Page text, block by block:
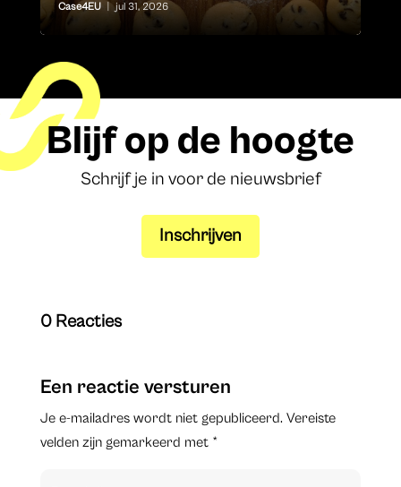
Case4EU jul 31, 2026
Blijf op de hoogte
Schrijf je in voor de nieuwsbrief
Inschrijven
0 Reacties
Een reactie versturen
Je e-mailadres wordt niet gepubliceerd. Vereiste
velden zijn gemarkeerd met *